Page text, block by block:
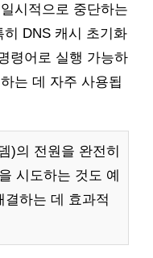
시적으로 중단하는
DNS 캐시 초기화
령어로 실행 가능하
는 데 자주 사용됩
)의 전원을 완전히
시도하는 것도 예
결하는 데 효과적